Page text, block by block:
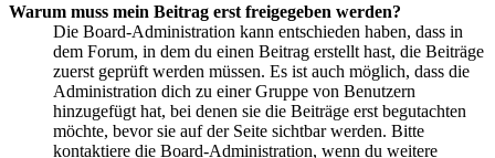
Warum muss mein Beitrag erst freigegeben werden?
Die Board-Administration kann entschieden haben, dass in
dem Forum, in dem du einen Beitrag erstellt hast, die Beiträge
zuerst geprüft werden müssen. Es ist auch möglich, dass die
Administration dich zu einer Gruppe von Benutzern
hinzugefügt hat, bei denen sie die Beiträge erst begutachten
möchte, bevor sie auf der Seite sichtbar werden. Bitte
kontaktiere die Board-Administration, wenn du weitere